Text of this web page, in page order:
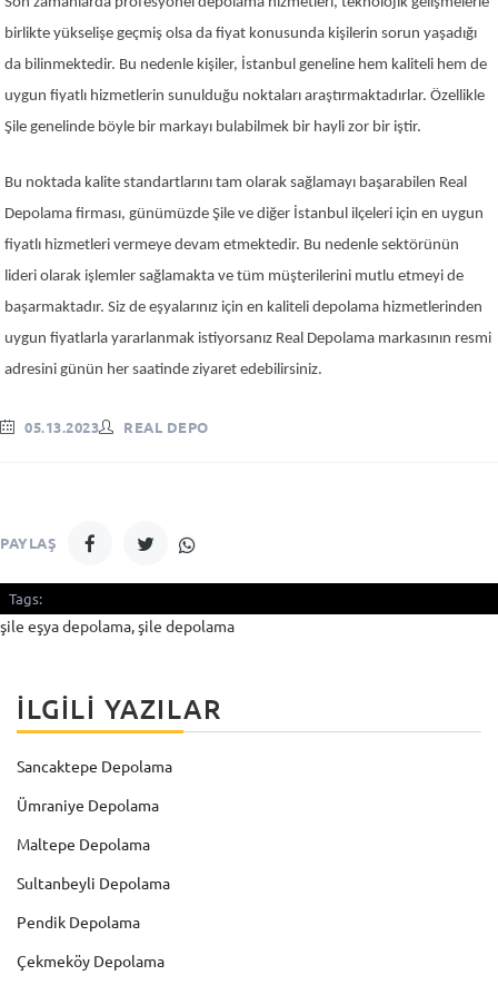
birlikte yükselişe geçmiş olsa da fiyat konusunda kişilerin sorun yaşadığı
da bilinmektedir. Bu nedenle kişiler, İstanbul geneline hem kaliteli hem de
uygun fiyatlı hizmetlerin sunulduğu noktaları araştırmaktadırlar. Özellikle
Şile genelinde böyle bir markayı bulabilmek bir hayli zor bir iştir.
Bu noktada kalite standartlarını tam olarak sağlamayı başarabilen Real
Depolama firması, günümüzde Şile ve diğer İstanbul ilçeleri için en uygun
fiyatlı hizmetleri vermeye devam etmektedir. Bu nedenle sektörünün
lideri olarak işlemler sağlamakta ve tüm müşterilerini mutlu etmeyi de
başarmaktadır. Siz de eşyalarınız için en kaliteli depolama hizmetlerinden
uygun fiyatlarla yararlanmak istiyorsanız Real Depolama markasının resmi
adresini günün her saatinde ziyaret edebilirsiniz.
05.13.2023 REAL DEPO
PAYLAŞ
Tags:
şile eşya depolama, şile depolama
İLGILI YAZILAR
Sancaktepe Depolama
Ümraniye Depolama
Maltepe Depolama
Sultanbeyli Depolama
Pendik Depolama
Çekmeköy Depolama